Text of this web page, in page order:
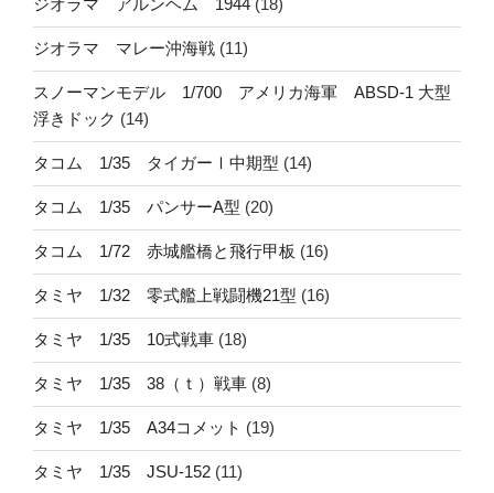
ジオラマ アルンヘム 1944 (18)
ジオラマ マレー沖海戦 (11)
スノーマンモデル 1/700 アメリカ海軍 ABSD-1 大型
浮きドック (14)
タコム 1/35 タイガーⅠ中期型 (14)
タコム 1/35 パンサーA型 (20)
タコム 1/72 赤城艦橋と飛行甲板 (16)
タミヤ 1/32 零式艦上戦闘機21型 (16)
タミヤ 1/35 10式戦車 (18)
タミヤ 1/35 38（ｔ）戦車 (8)
タミヤ 1/35 A34コメット (19)
タミヤ 1/35 JSU-152 (11)